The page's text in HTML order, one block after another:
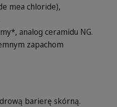
mea chloride),
analog ceramidu NG.
zapachom
barierę skórną.